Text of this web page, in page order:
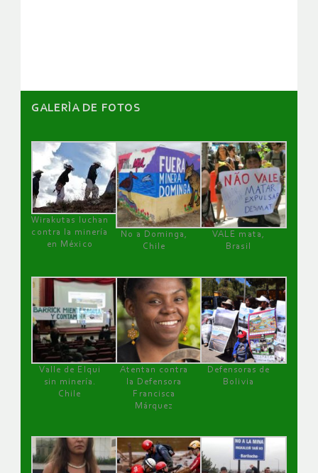
GALERÌA DE FOTOS
Wirakutas luchan
contra la minería
en México
No a Dominga,
Chile
VALE mata,
Brasil
Valle de Elqui
sin minería.
Chile
Atentan contra
la Defensora
Francisca
Márquez
Defensoras de
Bolivia